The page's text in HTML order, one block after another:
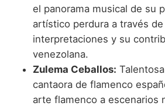
el panorama musical de su
artístico perdura a través
interpretaciones y su
venezolana.
Zulema Ceballos:
cantaora de flamenco
arte flamenco a escenarios